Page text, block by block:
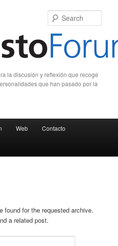
la discusión y reflexión que recoge
que han pasado por la
Web Contacto
found for the requested archive.
a related post.